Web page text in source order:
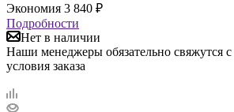
Экономия 3 840 ₽
Подробности
Нет в наличии
Наши менеджеры обязательно свяжутся
условия заказа